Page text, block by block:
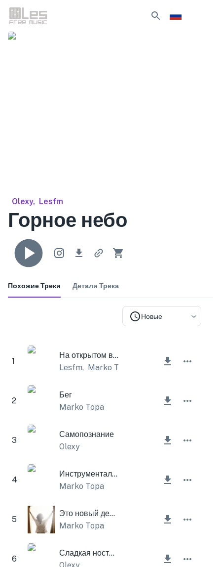
Olexy, Lesfm
Горное небо
Похожие Треки Детали Трека
Новые
1
На открытом воздухе
Lesfm, Marko Topa
2
Бег
Marko Topa
3
Самопознание
Olexy
4
Инструментальная музыка на открытом воздухе
Marko Topa
5
Это новый день Инструментал
Marko Topa
6
Сладкая ностальгия
Olexy